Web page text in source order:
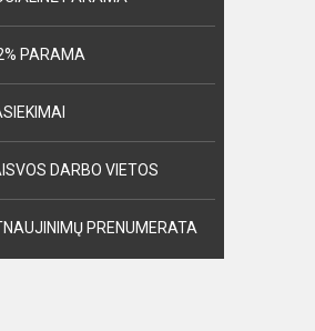
PARAMA
DARBO VIETOS
PRENUMERATA